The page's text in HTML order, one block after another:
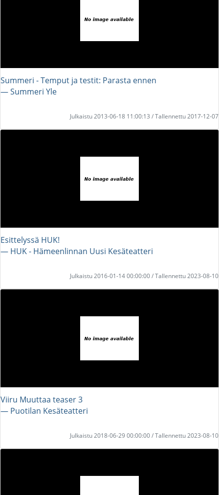
Summeri - Temput ja testit: Parasta ennen
― Summeri Yle
Julkaistu 2013-06-18 11:00:13 / Tallennettu 2017-12-07
Esittelyssä HUK!
― HUK - Hämeenlinnan Uusi Kesäteatteri
Julkaistu 2016-01-14 00:00:00 / Tallennettu 2023-08-10
Viiru Muuttaa teaser 3
― Puotilan Kesäteatteri
Julkaistu 2018-06-29 00:00:00 / Tallennettu 2023-08-10